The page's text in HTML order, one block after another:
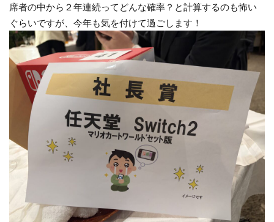
席者の中から２年連続ってどんな確率？と計算するのも怖い
ぐらいですが、今年も気を付けて過ごします！